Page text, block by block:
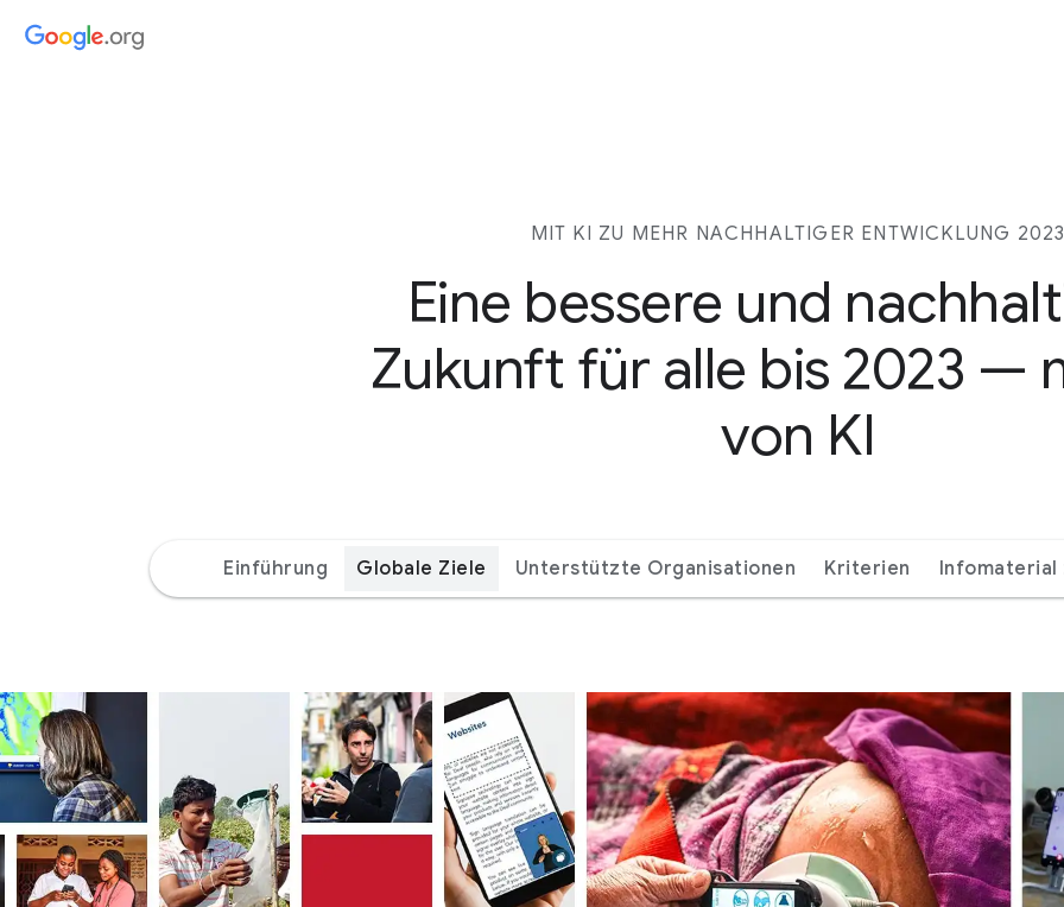
MIT KI ZU MEHR NACHHALTIGER ENTWICKLUNG 2023
Eine bessere und
Zukunft für alle bis 2023 —
von KI
Einführung Globale Ziele Unterstützte Organisationen Kriterien Infomaterial